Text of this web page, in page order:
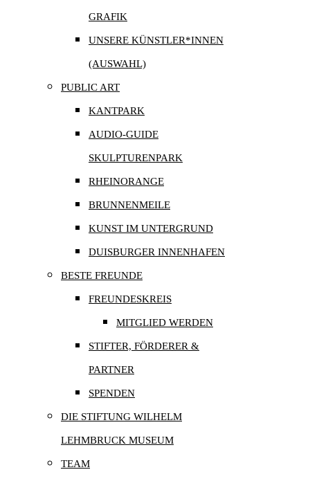
GRAFIK
UNSERE KÜNSTLER*INNEN
(AUSWAHL)
PUBLIC ART
KANTPARK
AUDIO-GUIDE
SKULPTURENPARK
RHEINORANGE
BRUNNENMEILE
KUNST IM UNTERGRUND
DUISBURGER INNENHAFEN
BESTE FREUNDE
FREUNDESKREIS
MITGLIED WERDEN
STIFTER, FÖRDERER &
PARTNER
SPENDEN
DIE STIFTUNG WILHELM
LEHMBRUCK MUSEUM
TEAM